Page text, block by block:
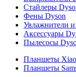
Стайлеры
Фены Dyson
Увлажнители и
Аксессуары
Пылесосы
Планшеты
Планшеты